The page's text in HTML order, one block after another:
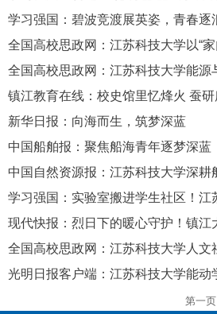
新华日报：向海而生，筑梦深蓝
中国船舶报：聚焦船海青年逐梦深蓝
第一页